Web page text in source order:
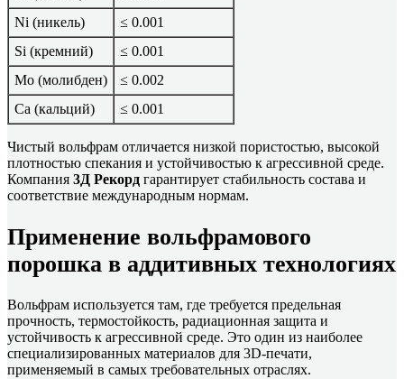
Ni (никель)
≤ 0.001
Si (кремний)
≤ 0.001
Mo (молибден)
≤ 0.002
Ca (кальций)
≤ 0.001
Чистый вольфрам отличается низкой пористостью, высокой
плотностью спекания и устойчивостью к агрессивной среде.
Компания 3Д Рекорд гарантирует стабильность состава и
соответствие международным нормам.
Применение вольфрамового
порошка в аддитивных технологиях
Вольфрам используется там, где требуется предельная
прочность, термостойкость, радиационная защита и
устойчивость к агрессивной среде. Это один из наиболее
специализированных материалов для 3D-печати,
применяемый в самых требовательных отраслях.